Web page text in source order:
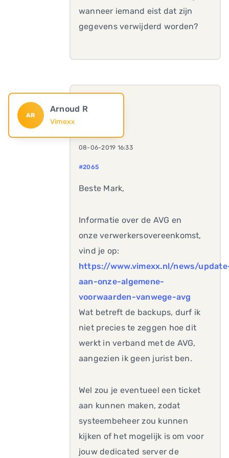
wanneer iemand eist dat zijn
gegevens verwijderd worden?
AR
Arnoud R
Vimexx
08-06-2019 16:33
#2065
Beste Mark,
Informatie over de AVG en
onze verwerkersovereenkomst,
vind je op:
https://www.vimexx.nl/news/
aan-onze-algemene-
voorwaarden-vanwege-avg
Wat betreft de backups, durf ik
niet precies te zeggen hoe dit
werkt in verband met de AVG,
aangezien ik geen jurist ben.
Wel zou je eventueel een ticket
aan kunnen maken, zodat
systeembeheer zou kunnen
kijken of het mogelijk is om voor
jouw dedicated server de